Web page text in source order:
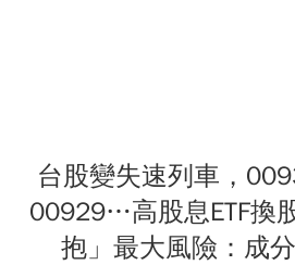
台股變失速列車，
00929…高股息ETF換
抱」最大風險：成